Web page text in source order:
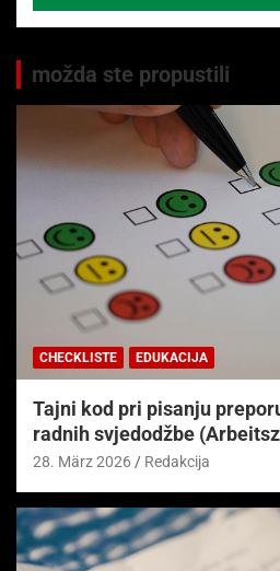
možda ste propustili
CHECKLISTE EDUKACIJA
Tajni kod pri pisanju
radnih svjedodžbe
28. März 2026 Redakcija